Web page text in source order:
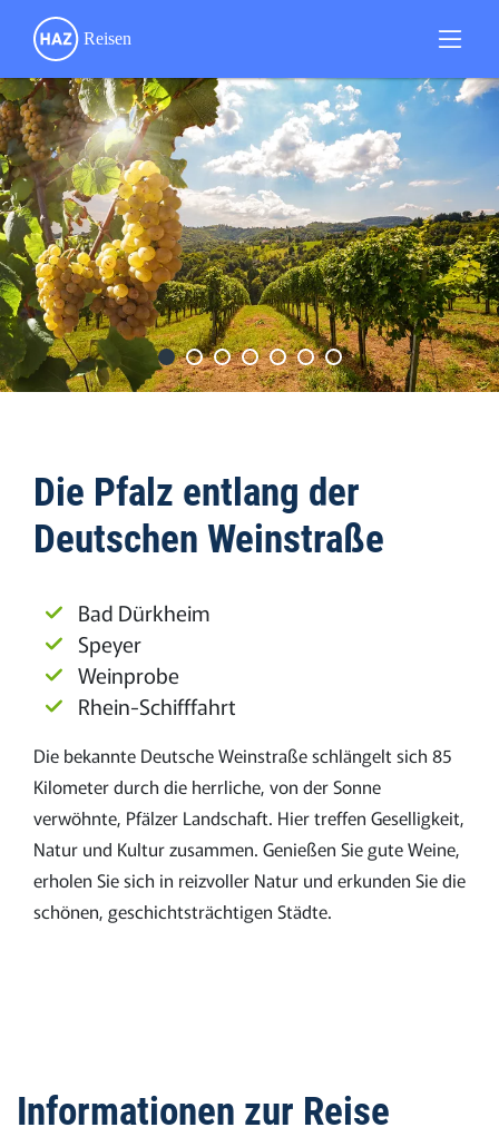
Die Pfalz entlang der
Deutschen Weinstraße
Bad Dürkheim
Speyer
Weinprobe
Rhein-Schifffahrt
Die bekannte Deutsche Weinstraße schlängelt sich 85
Kilometer durch die herrliche, von der Sonne
verwöhnte, Pfälzer Landschaft. Hier treffen Geselligkeit,
Natur und Kultur zusammen. Genießen Sie gute Weine,
erholen Sie sich in reizvoller Natur und erkunden Sie die
schönen, geschichtsträchtigen Städte.
Informationen zur Reise